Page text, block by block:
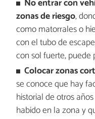
No entrar con
zonas de riesgo,
como matorrales o
con el tubo de
con sol fuerte, puede
Colocar zonas
se conoce que hay
historial de otros
habido en la zona y